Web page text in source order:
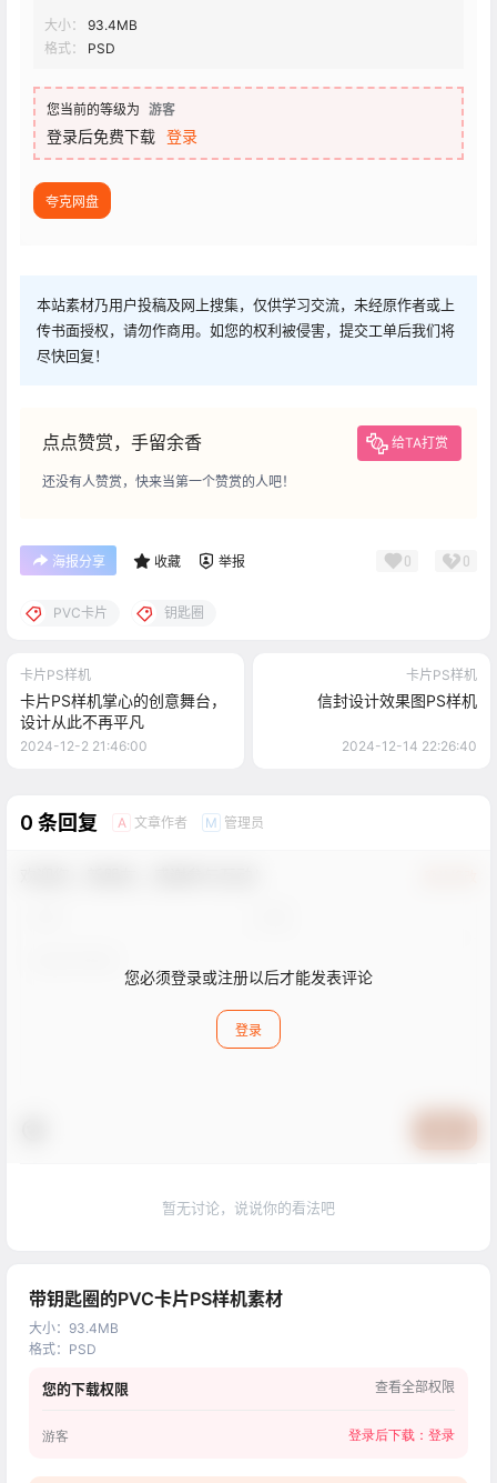
大小：
93.4MB
格式：
PSD
您当前的等级为 游客
登录后免费下载 登录
夸克网盘
本站素材乃用户投稿及网上搜集，仅供学习交流，未经原作者或上
传书面授权，请勿作商用。如您的权利被侵害，提交工单后我们将
尽快回复！
点点赞赏，手留余香 给TA打赏
还没有人赞赏，快来当第一个赞赏的人吧！
海报分享 收藏 举报 0 0
PVC卡片 钥匙圈
卡片PS样机
卡片PS样机掌心的创意舞台，
设计从此不再平凡
2024-12-2 21:46:00
卡片PS样机
信封设计效果图PS样机
2024-12-14 22:26:40
0 条回复 A 文章作者 M 管理员
您必须登录或注册以后才能发表评论
登录
暂无讨论，说说你的看法吧
带钥匙圈的PVC卡片PS样机素材
大小： 93.4MB
格式： PSD
您的下载权限 查看全部权限
游客 登录后下载： 登录